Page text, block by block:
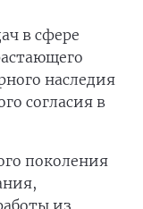
в сфере
наследия
согласия в
поколения
из